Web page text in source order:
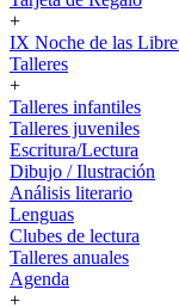
+
IX Noche de las
Talleres
+
Talleres infantiles
Talleres juveniles
Escritura/Lectura
Dibujo / Ilustración
Análisis literario
Lenguas
Clubes de lectura
Talleres anuales
Agenda
+